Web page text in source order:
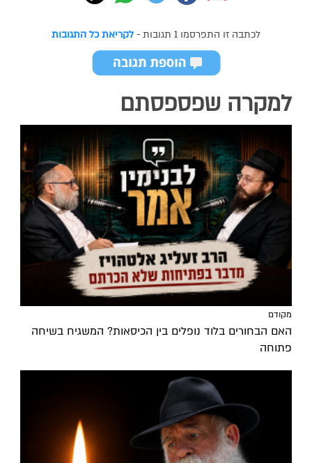
לכתבה זו התפרסמו 1 תגובות - לקריאת כל התגובות
למקרה שפספסתם
מקודם
האם הבחורים בלוד נופלים בין הכיסאות? המשגיח בשיחה
פתוחה